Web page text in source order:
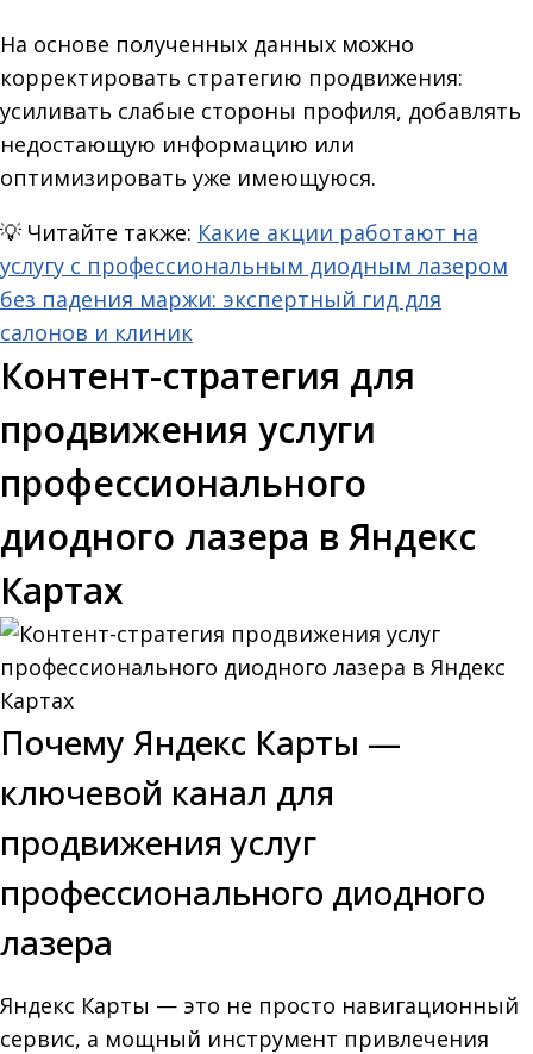
На основе полученных данных можно
корректировать стратегию продвижения:
усиливать слабые стороны профиля, добавлять
недостающую информацию или
оптимизировать уже имеющуюся.
💡 Читайте также: Какие акции работают на
услугу с профессиональным диодным лазером
без падения маржи: экспертный гид для
салонов и клиник
Контент-стратегия для
продвижения услуги
профессионального
диодного лазера в Яндекс
Картах
Почему Яндекс Карты —
ключевой канал для
продвижения услуг
профессионального диодного
лазера
Яндекс Карты — это не просто навигационный
сервис, а мощный инструмент привлечения